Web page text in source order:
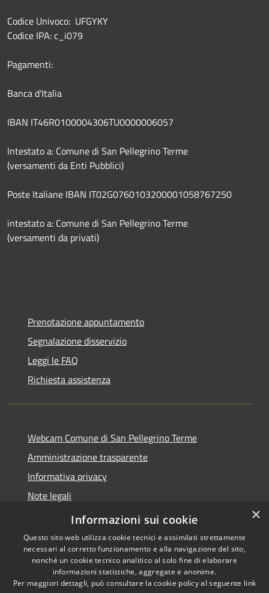
Codice Univoco: UFGYKY
Codice IPA: c_i079
Pagamenti:
Banca d'Italia
IBAN IT46R0100004306TU0000006057
Intestato a: Comune di San Pellegrino Terme
(versamenti da Enti Pubblici)
Poste Italiane IBAN IT02G0760103200001058767250
intestato a: Comune di San Pellegrino Terme
(versamenti da privati)
Prenotazione appuntamento
Segnalazione disservizio
Leggi le FAQ
Richiesta assistenza
Webcam Comune di San Pellegrino Terme
Amministrazione trasparente
Informativa privacy
Note legali
Dichiarazione di accessibilità
Accessibilità
Copyright © 2026 • Comune di
San Pellegrino Terme •
×
Informazioni sui cookie
Questo sito web utilizza cookie tecnici e assimilati strettamente
necessari al corretto funzionamento e alla navigazione del sito,
nonché un cookie tecnico analitico al solo fine di elaborare
informazioni statistiche, aggregate e anonime.
Per maggiori dettagli, può consultare la cookie policy al seguente link